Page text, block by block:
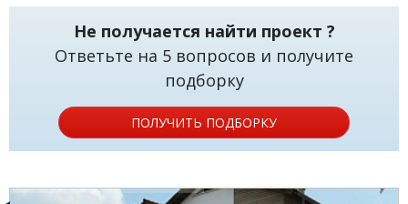
Не получается найти проект ?
Ответьте на 5 вопросов и получите
подборку
ПОЛУЧИТЬ ПОДБОРКУ